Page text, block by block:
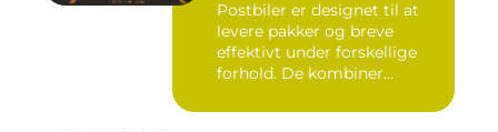
Postbiler er designet til at
levere pakker og breve
effektivt under forskellige
forhold. De kombiner...